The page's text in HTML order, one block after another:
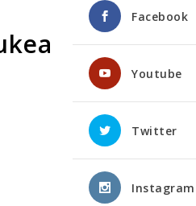
Facebook
Youtube
Twitter
Instagram